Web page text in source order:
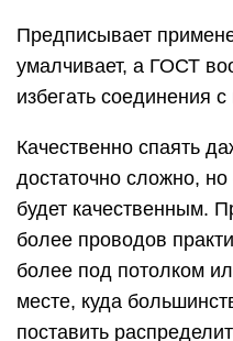
Предписывает
умалчивает, а ГОСТ
избегать соединения
Качественно спаять
достаточно сложно,
будет качественным.
более проводов
более под потолком
месте, куда
поставить